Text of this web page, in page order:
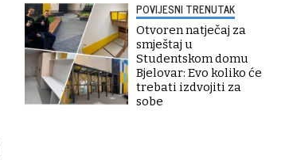
POVIJESNI TRENUTAK
Otvoren natječaj za
smještaj u
Studentskom domu
Bjelovar: Evo koliko će
trebati izdvojiti za
sobe